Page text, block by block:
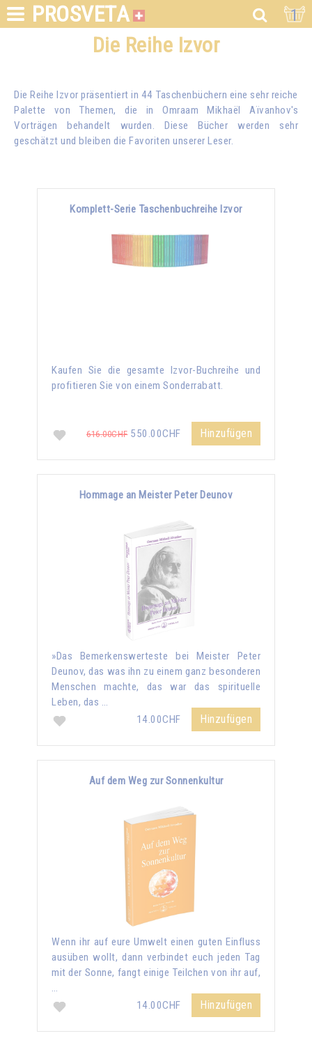
PROSVETA 1
Die Reihe Izvor
Die Reihe Izvor präsentiert in 44 Taschenbüchern eine sehr reiche
Palette von Themen, die inOmraam Mikhaël Aïvanhov's
Vorträgen behandelt wurden. Diese Bücher werden sehr
geschätzt und bleiben die Favoriten unserer Leser.
Komplett-Serie Taschenbuchreihe Izvor
Kaufen Sie die gesamte Izvor-Buchreihe und
profitieren Sie von einem Sonderrabatt.
616.00CHF550.00CHF Hinzufügen
Hommage an Meister Peter Deunov
»Das Bemerkenswerteste bei Meister Peter
Deunov, das was ihn zu einem ganz besonderen
Menschen machte, das war das spirituelle
Leben, das …
14.00CHF
Hinzufügen
Auf dem Weg zur Sonnenkultur
Wenn ihr auf eure Umwelt einen guten Einfluss
ausüben wollt, dann verbindet euch jeden Tag
mit der Sonne, fangt einige Teilchen von ihr auf,
…
14.00CHF
Hinzufügen